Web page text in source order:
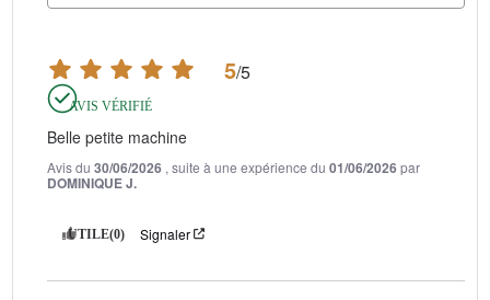
5/5
AVIS VÉRIFIÉ
Belle petite machine
Avis du 30/06/2026 , suite à une expérience du 01/06/2026 par
DOMINIQUE J.
UTILE(0) Signaler